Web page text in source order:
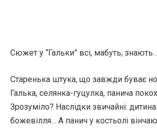
Сюжет у “Гальки” всі, мабуть, знають…
Старенька штука, що завжди буває
Галька, селянка-гуцулка, панича
Зрозуміло? Наслідки звичайні:
божевілля… А панич у костьолі